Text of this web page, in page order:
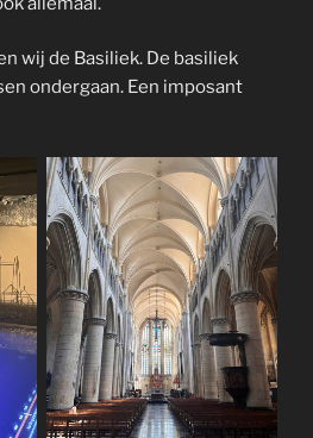
wij de Basiliek. De basiliek
ondergaan. Een imposant